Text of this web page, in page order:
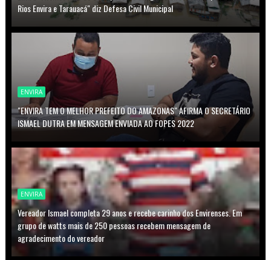
Rios Envira e Tarauacá" diz Defesa Civil Municipal
ENVIRA
"ENVIRA TEM O MELHOR PREFEITO DO AMAZONAS" AFIRMA O SECRETÁRIO
ISMAEL DUTRA EM MENSAGEM ENVIADA AO FOPES 2022
ENVIRA
Vereador Ismael completa 29 anos e recebe carinho dos Envirenses. Em
grupo de watts mais de 250 pessoas recebem mensagem de
agradecimento do vereador